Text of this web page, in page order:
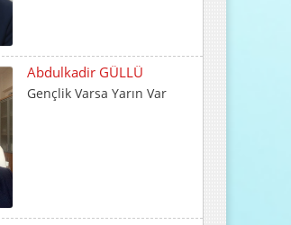
Metin ÇINAR
HIRSIZIN ADALETİ